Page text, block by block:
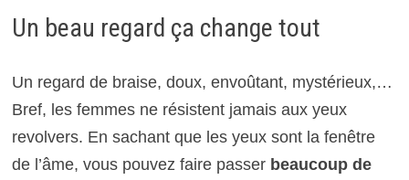
Un beau regard ça change tout
Un regard de braise, doux, envoûtant, mystérieux,…
Bref, les femmes ne résistent jamais aux yeux
revolvers. En sachant que les yeux sont la fenêtre
de l’âme, vous pouvez faire passer beaucoup de